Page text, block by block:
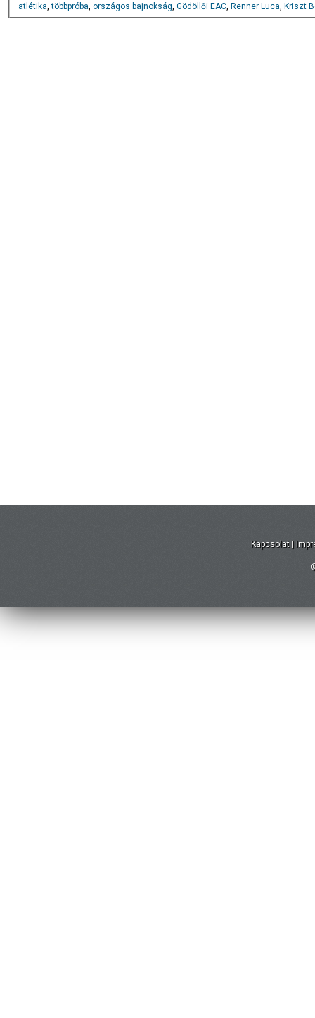
atlétika,többpróba, országos bajnokság, Gödöllői EAC, Renner Luca, Kriszt
Kapcsolat |